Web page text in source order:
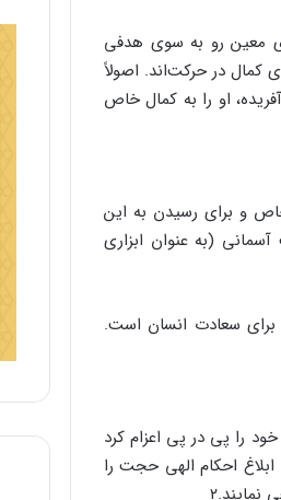
معین رو به سوی هدفی
در حرکت‌اند. اصولاً
او را به کمال خاص
و برای رسیدن به این
(به عنوان ابزاری
برای سعادت انسان است.
را پی در پی اعزام کرد
ابلاغ احکام الهی حجت را